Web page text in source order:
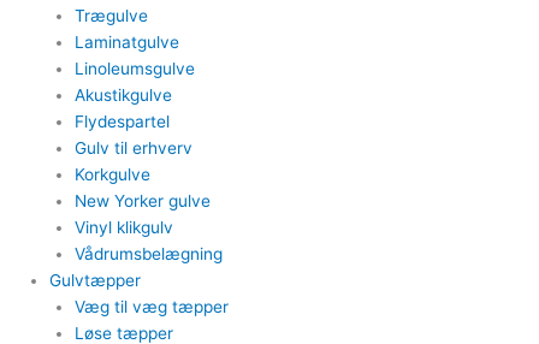
Trægulve
Laminatgulve
Linoleumsgulve
Akustikgulve
Flydespartel
Gulv til erhverv
Korkgulve
New Yorker gulve
Vinyl klikgulv
Vådrumsbelægning
Gulvtæpper​
Væg til væg tæpper
​Løse tæpper